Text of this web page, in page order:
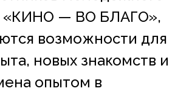
«КИНО — ВО БЛАГО»,
возможности для
новых знакомств и
опытом в